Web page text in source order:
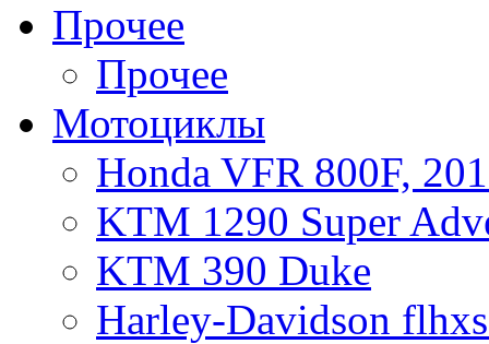
Прочее
Прочее
Мотоциклы
Honda VFR 800F,
KTM 1290 Super
KTM 390 Duke
Harley-Davidson